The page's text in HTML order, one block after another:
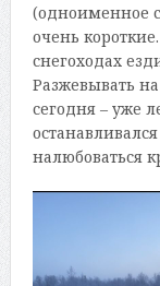
(одноименное с
очень
снегоходах
Разжевывать
сегодня – уже
налюбоваться